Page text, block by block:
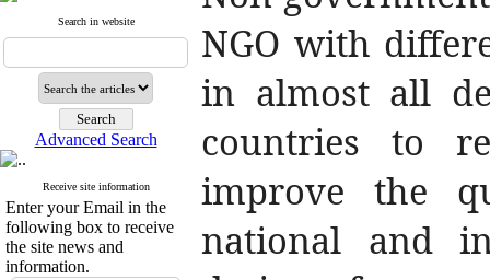
Search in website
Advanced Search
Receive site information
Enter your Email in the
following box to receive
the site news and
information.
NGO with
in almost all
countries to
improve the
national and